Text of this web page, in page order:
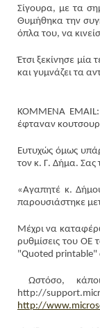
Σίγουρα, με τα
Θυμήθηκα την
όπλα του, να
Έτσι ξεκίνησε μία
και γυμνάζει τα
ΚΟΜΜΕΝΑ ΕΜΑΙL:
έφταναν
Ευτυχώς όμως
τον κ. Γ. Δήμα. Σας
«Αγαπητέ κ.
παρουσιάστηκε
Μέχρι να
ρυθμίσεις του ΟΕ
"Quoted printable"
Ωστόσο,
http://
http://